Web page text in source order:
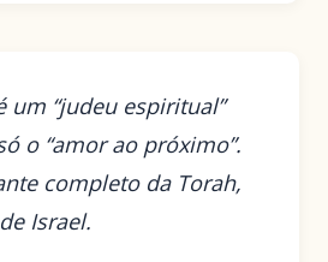
um “judeu espiritual”
o “amor ao próximo”.
completo da Torah,
Israel.